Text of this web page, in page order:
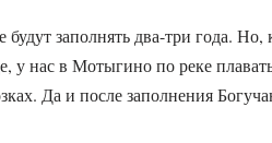
заполнять два-три года.
у нас в Мотыгино по реке
Да и после заполнения